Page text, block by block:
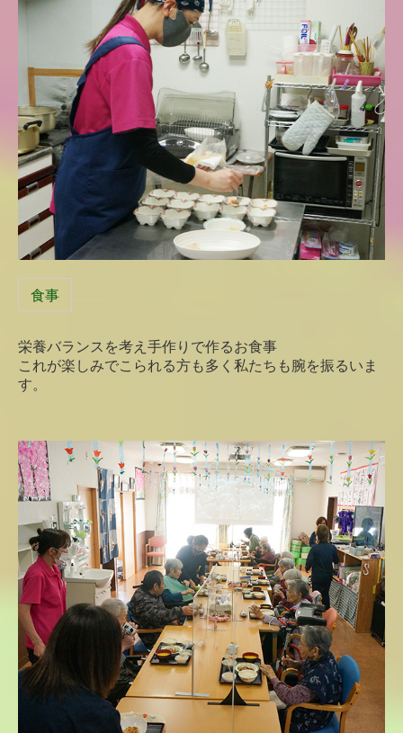
食事
栄養バランスを考え手作りで作るお食事
これが楽しみでこられる方も多く私たちも腕を振るいま
す。